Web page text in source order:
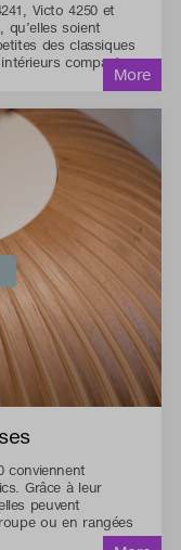
Victo 4250 et
soient
des classiques
compacts.
conviennent
Grâce à leur
peuvent
ou en rangées